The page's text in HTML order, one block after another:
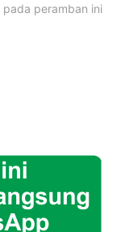
pada peramban ini